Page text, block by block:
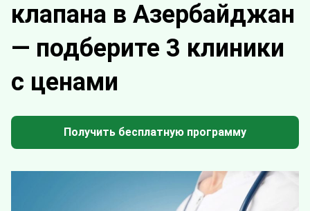
клапана в Азербайджан
— подберите 3 клиники
с ценами
Получить бесплатную программу